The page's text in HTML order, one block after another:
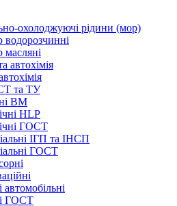
охолоджуючі рідини (мор)
автохімія
та ТУ
ВМ
HLP
ГОСТ
ІГП та ІНСП
ГОСТ
ГОСТ